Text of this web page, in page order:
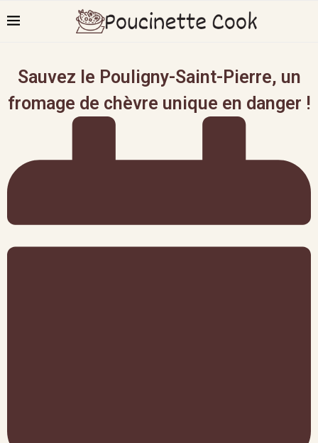
Sauvez le Pouligny-Saint-Pierre, un
fromage de chèvre unique en danger !